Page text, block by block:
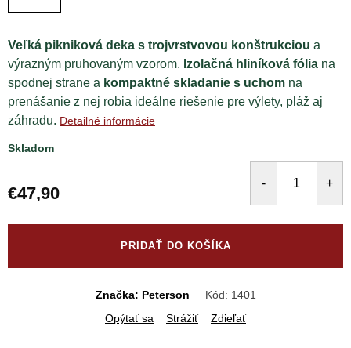
Veľká pikniková deka s trojvrstvovou konštrukciou a
výrazným pruhovaným vzorom. Izolačná hliníková fólia na
spodnej strane a kompaktné skladanie s uchom na
prenášanie z nej robia ideálne riešenie pre výlety, pláž aj
záhradu. Detailné informácie
Skladom
€47,90
PRIDAŤ DO KOŠÍKA
Značka: Peterson Kód: 1401
Opýtať sa
Strážiť Zdieľať